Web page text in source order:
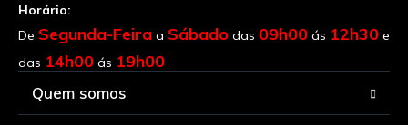
Horário:
De Segunda-Feira a Sábado das 09h00 ás 12h30 e
das 14h00 ás 19h00
Quem somos